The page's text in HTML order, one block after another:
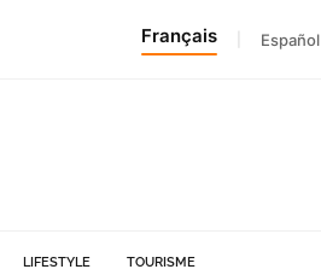
Français Español
LIFESTYLE TOURISME